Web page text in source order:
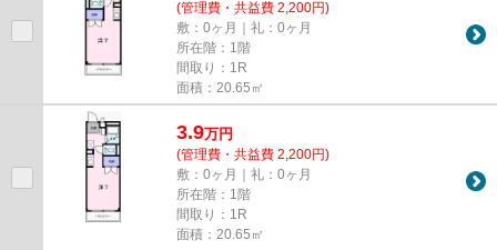
(管理費・共益費 2,200円)
敷：0ヶ月｜礼：0ヶ月
所在階：1階
間取り：1R
面積：20.65㎡
3.9万円
(管理費・共益費 2,200円)
敷：0ヶ月｜礼：0ヶ月
所在階：1階
間取り：1R
面積：20.65㎡